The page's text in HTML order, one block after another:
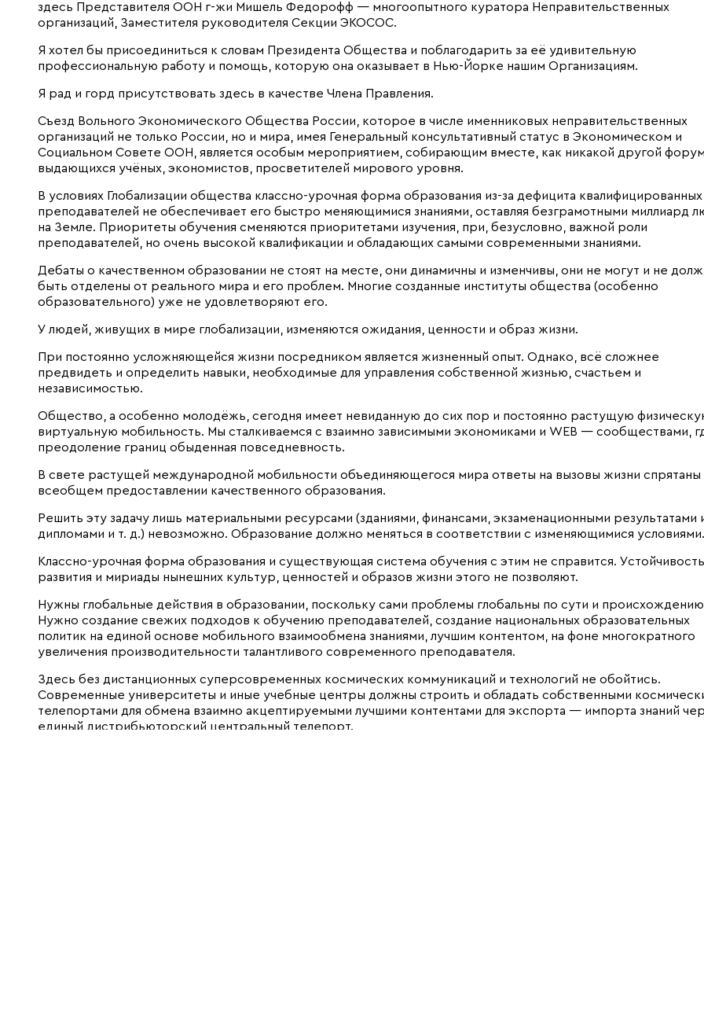
здесь Представителя ООН г-жи Мишель Федорофф — многоопытного куратора Неправительственных
организаций, Заместителя руководителя Секции ЭКОСОС.
Я хотел бы присоединиться к словам Президента Общества и поблагодарить за её удивительную
профессиональную работу и помощь, которую она оказывает в Нью-Йорке нашим Организациям.
Я рад и горд присутствовать здесь в качестве Члена Правления.
Съезд Вольного Экономического Общества России, которое в числе именниковых неправительственных
организаций не только России, но и мира, имея Генеральный консультативный статус в Экономическом и
Социальном Совете ООН, является особым мероприятием, собирающим вместе, как никакой другой форум
выдающихся учёных, экономистов, просветителей мирового уровня.
В условиях Глобализации общества классно-урочная форма образования из-за дефицита квалифицированных
преподавателей не обеспечивает его быстро меняющимися знаниями, оставляя безграмотными миллиард
на Земле. Приоритеты обучения сменяются приоритетами изучения, при, безусловно, важной роли
преподавателей, но очень высокой квалификации и обладающих самыми современными знаниями.
Дебаты о качественном образовании не стоят на месте, они динамичны и изменчивы, они не могут и не
быть отделены от реального мира и его проблем. Многие созданные институты общества (особенно
образовательного) уже не удовлетворяют его.
У людей, живущих в мире глобализации, изменяются ожидания, ценности и образ жизни.
При постоянно усложняющейся жизни посредником является жизненный опыт. Однако, всё сложнее
предвидеть и определить навыки, необходимые для управления собственной жизнью, счастьем и
независимостью.
Общество, а особенно молодёжь, сегодня имеет невиданную до сих пор и постоянно растущую
виртуальную мобильность. Мы сталкиваемся с взаимно зависимыми экономиками и WEB — сообществами,
преодоление границ обыденная повседневность.
В свете растущей международной мобильности объединяющегося мира ответы на вызовы жизни спрятаны
всеобщем предоставлении качественного образования.
Решить эту задачу лишь материальными ресурсами (зданиями, финансами, экзаменационными результатами
дипломами и т. д.) невозможно. Образование должно меняться в соответствии с изменяющимися условиями.
Классно-урочная форма образования и существующая система обучения с этим не справится. Устойчивость
развития и мириады нынешних культур, ценностей и образов жизни этого не позволяют.
Нужны глобальные действия в образовании, поскольку сами проблемы глобальны по сути и
Нужно создание свежих подходов к обучению преподавателей, создание национальных образовательных
политик на единой основе мобильного взаимообмена знаниями, лучшим контентом, на фоне многократного
увеличения производительности талантливого современного преподавателя.
Здесь без дистанционных суперсовременных космических коммуникаций и технологий не обойтись.
Современные университеты и иные учебные центры должны строить и обладать собственными
телепортами для обмена взаимно акцептируемыми лучшими контентами для экспорта — импорта знаний
единый дистрибьюторский центральный телепорт.